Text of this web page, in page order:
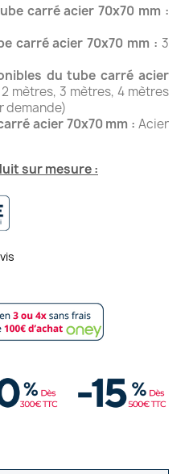
carré acier 70x70 mm :
carré acier 70x70 mm : 3
du tube carré acier
mètres, 3 mètres, 4 mètres
demande)
acier 70x70 mm : Acier
sur mesure :